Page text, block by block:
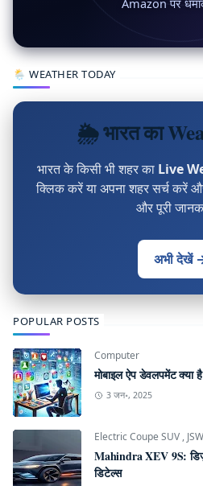
Amazon पर
🌦 WEATHER TODAY
🌦 भारत का
भारत के किसी भी शहर का Live
क्लिक करें या अपना शहर सर्च करें
और पूरी
अभी देखें
POPULAR POSTS
Computer
मोबाइल ऐप डेवलपमेंट क्या
3 जन॰, 2025
Electric Coupe SUV ,
Mahindra XEV 9S:
डिटेल्स